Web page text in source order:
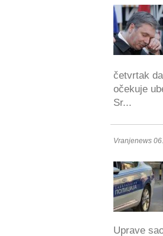
četvrtak
očekuje
Sr...
Vranjenews
Uprave